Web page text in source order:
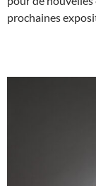
prochaines